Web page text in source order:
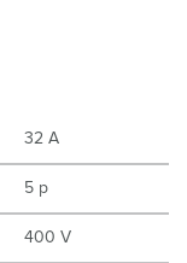
32 A
5 p
400 V